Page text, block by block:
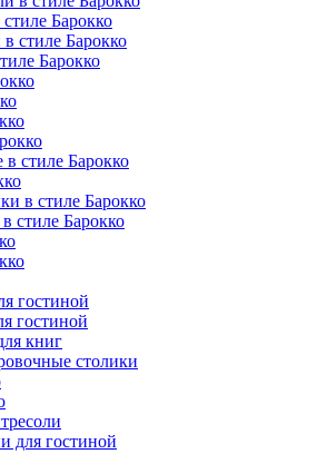
Барокко
стиле Барокко
Барокко
стиле Барокко
в стиле Барокко
стиле Барокко
гостиной
гостиной
книг
столики
для гостиной